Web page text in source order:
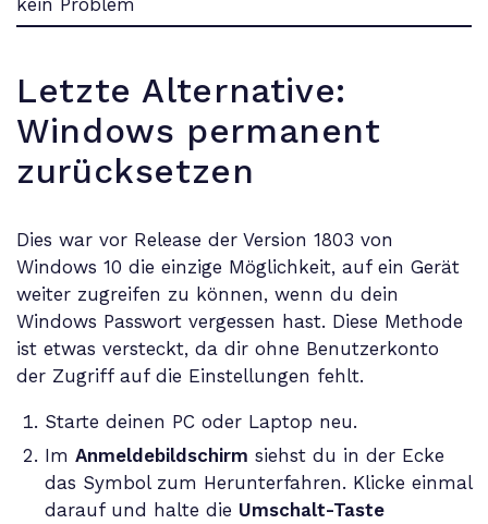
Letzte Alternative:
Windows permanent
zurücksetzen
Dies war vor Release der Version 1803 von
Windows 10 die einzige Möglichkeit, auf ein Gerät
weiter zugreifen zu können, wenn du dein
Windows Passwort vergessen hast. Diese Methode
ist etwas versteckt, da dir ohne Benutzerkonto
der Zugriff auf die Einstellungen fehlt.
Starte deinen PC oder Laptop neu.
Im Anmeldebildschirm siehst du in der Ecke
das Symbol zum Herunterfahren. Klicke einmal
darauf und halte die Umschalt-Taste